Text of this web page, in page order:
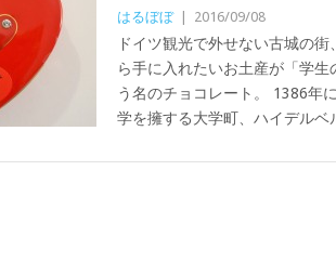
はるぼぼ 2016/09/08
ドイツ観光で外せない古城の
ら手に入れたいお土産が「学
う名のチョコレート。 1386年
学を擁する大学町、ハイデルベ